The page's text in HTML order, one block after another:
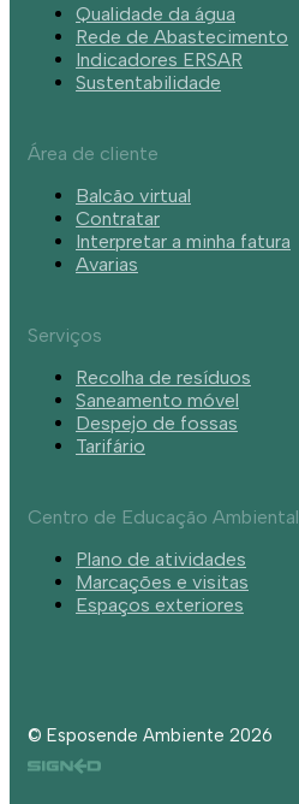
Qualidade da água
Rede de Abastecimento
Indicadores ERSAR
Sustentabilidade
Área de cliente
Balcão virtual
Contratar
Interpretar a minha fatura
Avarias
Serviços
Recolha de resíduos
Saneamento móvel
Despejo de fossas
Tarifário
Centro de Educação Ambiental
Plano de atividades
Marcações e visitas
Espaços exteriores
© Esposende Ambiente 2026